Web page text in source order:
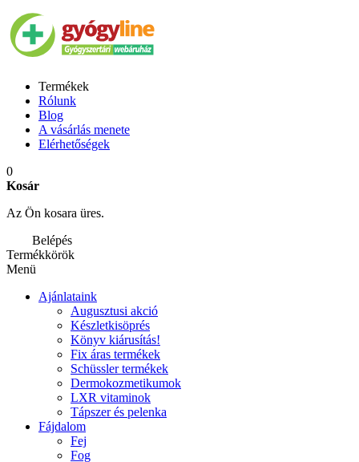
Termékek
Rólunk
Blog
A vásárlás menete
Elérhetőségek
0
Kosár
Az Ön kosara üres.
Belépés
Termékkörök
Menü
Ajánlataink
Augusztusi akció
Készletkisöprés
Könyv kiárusítás!
Fix áras termékek
Schüssler termékek
Dermokozmetikumok
LXR vitaminok
Tápszer és pelenka
Fájdalom
Fej
Fog